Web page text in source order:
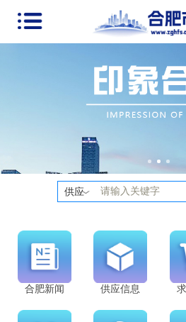
供应
合肥新闻 供应信息